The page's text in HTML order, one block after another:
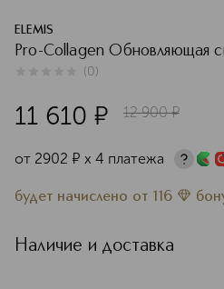
ELEMIS
Pro-Collagen Обновляющая
(0)
11 610 ¤ 12 900 ¤
от 2902 ¤ х 4 платежа
будет начислено от 116
Наличие и доставка